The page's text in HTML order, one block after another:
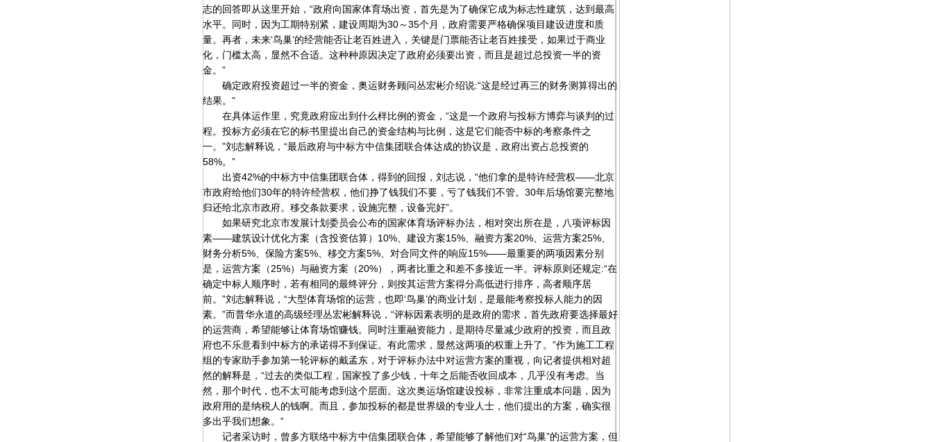
志的回答即从这里开始，“政府向国家体育场出资，首先是为了确保它成为标志性建筑，达到最高
水平。同时，因为工期特别紧，建设周期为30～35个月，政府需要严格确保项目建设进度和质
量。再者，未来‘鸟巢’的经营能否让老百姓进入，关键是门票能否让老百姓接受，如果过于商业
化，门槛太高，显然不合适。这种种原因决定了政府必须要出资，而且是超过总投资一半的资
金。”
确定政府投资超过一半的资金，奥运财务顾问丛宏彬介绍说:“这是经过再三的财务测算得出的
结果。”
在具体运作里，究竟政府应出到什么样比例的资金，“这是一个政府与投标方博弈与谈判的过
程。投标方必须在它的标书里提出自己的资金结构与比例，这是它们能否中标的考察条件之
一。”刘志解释说，“最后政府与中标方中信集团联合体达成的协议是，政府出资占总投资的
58%。”
出资42%的中标方中信集团联合体，得到的回报，刘志说，“他们拿的是特许经营权——北京
市政府给他们30年的特许经营权，他们挣了钱我们不要，亏了钱我们不管。30年后场馆要完整地
归还给北京市政府。移交条款要求，设施完整，设备完好”。
如果研究北京市发展计划委员会公布的国家体育场评标办法，相对突出所在是，八项评标因
素——建筑设计优化方案（含投资估算）10%、建设方案15%、融资方案20%、运营方案25%、
财务分析5%、保险方案5%、移交方案5%、对合同文件的响应15%——最重要的两项因素分别
是，运营方案（25%）与融资方案（20%），两者比重之和差不多接近一半。评标原则还规定:“在
确定中标人顺序时，若有相同的最终评分，则按其运营方案得分高低进行排序，高者顺序居
前。”刘志解释说，“大型体育场馆的运营，也即‘鸟巢’的商业计划，是最能考察投标人能力的因
素。”而普华永道的高级经理丛宏彬解释说，“评标因素表明的是政府的需求，首先政府要选择最好
的运营商，希望能够让体育场馆赚钱。同时注重融资能力，是期待尽量减少政府的投资，而且政
府也不乐意看到中标方的承诺得不到保证。有此需求，显然这两项的权重上升了。”作为施工工程
组的专家助手参加第一轮评标的戴孟东，对于评标办法中对运营方案的重视，向记者提供相对超
然的解释是，“过去的类似工程，国家投了多少钱，十年之后能否收回成本，几乎没有考虑。当
然，那个时代，也不太可能考虑到这个层面。这次奥运场馆建设投标，非常注重成本问题，因为
政府用的是纳税人的钱啊。而且，参加投标的都是世界级的专业人士，他们提出的方案，确实很
多出乎我们想象。”
记者采访时，曾多方联络中标方中信集团联合体，希望能够了解他们对“鸟巢”的运营方案，但